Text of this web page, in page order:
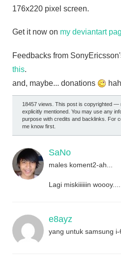
176x220 pixel screen.
Get it now on my deviantart
Feedbacks from
this.
and, maybe... donations
18457 views. This post is copyrighted —
explicitly mentioned. You may use any
purpose with credits and backlinks. For
me know first.
SaNo
males koment2-ah...
Lagi miskiiiiiin woooy....
e8ayz
yang untuk samsung